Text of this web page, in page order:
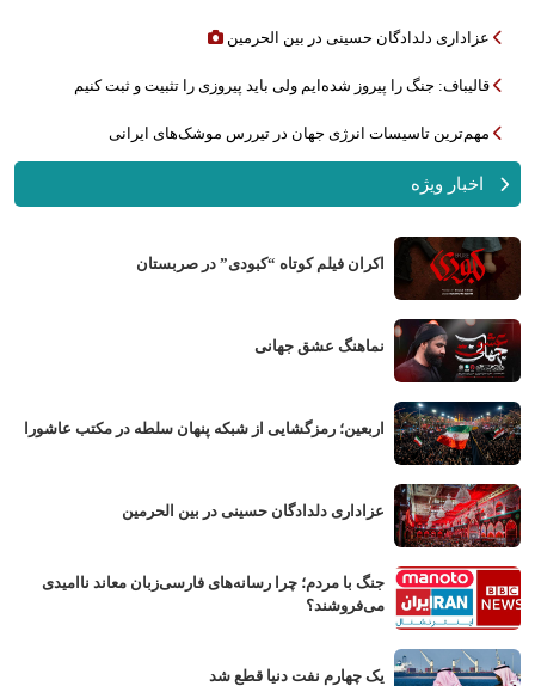
عزاداری دلدادگان حسینی در بین الحرمین
قالیباف: جنگ را پیروز شده‌ایم ولی باید پیروزی را تثبیت و ثبت کنیم
مهم‌ترین تاسیسات انرژی جهان در تیررس موشک‌های ایرانی
اخبار ویژه
اکران فیلم کوتاه “کبودی” در صربستان
نماهنگ عشق جهانی
اربعین؛ رمزگشایی از شبکه پنهان سلطه در مکتب عاشورا
عزاداری دلدادگان حسینی در بین الحرمین
جنگ با مردم؛ چرا رسانه‌های فارسی‌زبان معاند ناامیدی
می‌فروشند؟
یک چهارم نفت دنیا قطع شد